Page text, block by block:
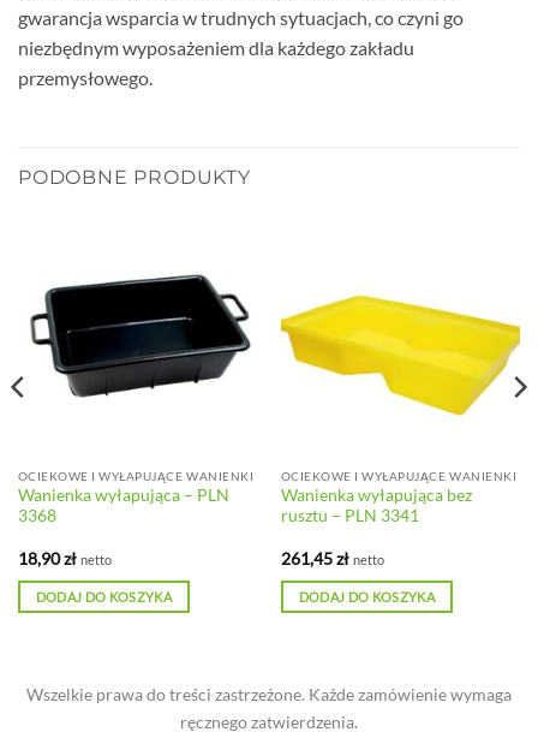
gwarancja wsparcia w trudnych sytuacjach, co czyni go
niezbędnym wyposażeniem dla każdego zakładu
przemysłowego.
PODOBNE PRODUKTY
OCIEKOWE I WYŁAPUJĄCE WANIENKI
Wanienka wyłapująca – PLN
3368
18,90zł netto
DODAJ DO KOSZYKA
OCIEKOWE I WYŁAPUJĄCE WANIENKI
Wanienka wyłapująca bez
rusztu – PLN 3341
261,45zł netto
DODAJ DO KOSZYKA
Wszelkie prawa do treści zastrzeżone. Każde zamówienie wymaga
ręcznego zatwierdzenia.